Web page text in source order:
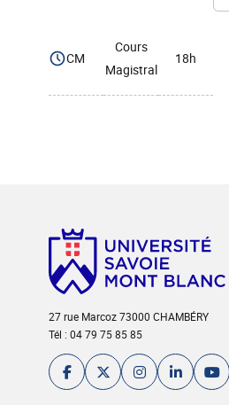
CM
Cours
Magistral
18h
27 rue Marcoz 73000 CHAMBÉRY
Tél : 04 79 75 85 85